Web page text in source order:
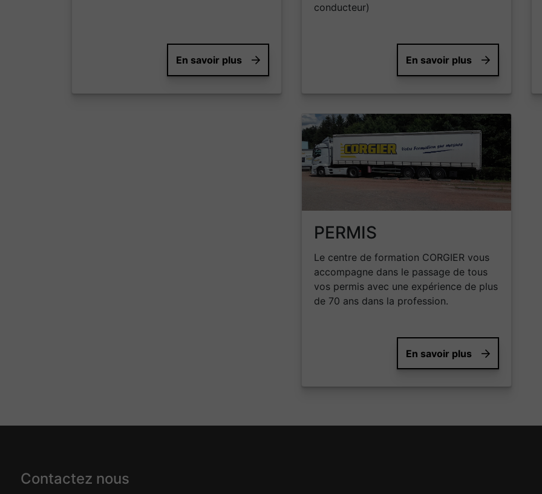
En savoir plus
conducteur)
En savoir plus
PERMIS
Le centre de formation CORGIER vous
accompagne dans le passage de tous
vos permis avec une expérience de plus
de 70 ans dans la profession.
En savoir plus
Contactez nous